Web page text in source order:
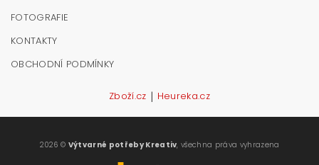
FOTOGRAFIE
KONTAKTY
OBCHODNÍ PODMÍNKY
Zboží.cz | Heureka.cz
2026 © Výtvarné potřeby Kreativ, všechna práva vyhrazena